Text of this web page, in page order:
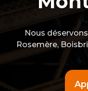
Nous
Rosemère,